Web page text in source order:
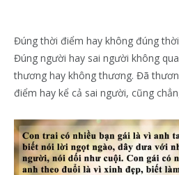
Đúng thời điểm hay không đúng
Đúng người hay sai người không
thương hay không thương. Đã
điểm hay kể cả sai người, cũng